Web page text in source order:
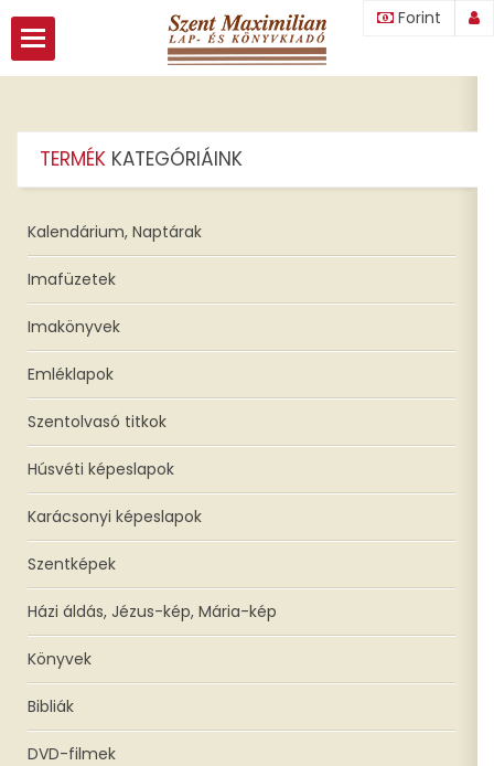
Forint
TERMÉK KATEGÓRIÁINK
Kalendárium, Naptárak
Imafüzetek
Imakönyvek
Emléklapok
Szentolvasó titkok
Húsvéti képeslapok
Karácsonyi képeslapok
Szentképek
Házi áldás, Jézus-kép, Mária-kép
Könyvek
Bibliák
DVD-filmek